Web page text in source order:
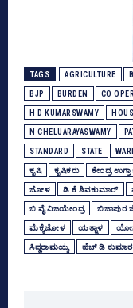
TAGS AGRICULTURE
BJP BURDEN CO
H D KUMARSWAMY
N CHELUARAYASWAMY
STANDARD STATE
ಕೃಷಿ ಕೃಷಿಕರು ಕೇಂದ್ರ
ಜೋಳ ಡಿ ಕೆ ಶಿವಕುಮಾರ್
ಬಿ ವೈ ವಿಜಯೇಂದ್ರ ಬಿಜಾಪುರ
ಮೆಕ್ಕೆಜೋಳ ಯತ್ನಾಳ
ಸಿದ್ದರಾಮಯ್ಯ ಹೆಚ್‌ ಡಿ